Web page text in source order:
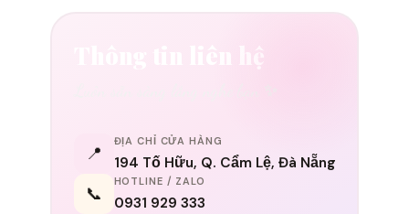
Thông tin liên hệ
📍
ĐỊA CHỈ CỬA HÀNG
194 Tố Hữu, Q. Cẩm Lệ, Đà Nẵng
📞
HOTLINE / ZALO
0931 929 333